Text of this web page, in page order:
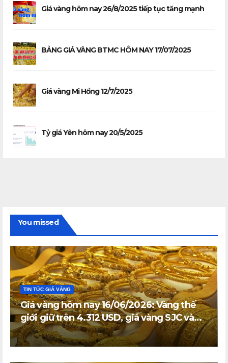
Giá vàng hôm nay 26/8/2025 tiếp tục tăng mạnh
BẢNG GIÁ VÀNG BTMC HÔM NAY 17/07/2025
Giá vàng Mi Hồng 12/7/2025
Tỷ giá Yên hôm nay 20/5/2025
You missed
TIN TỨC GIÁ VÀNG
Giá vàng hôm nay 16/06/2026: Vàng thế
giới giữ trên 4.312 USD, giá vàng SJC và
vàng nhẫn trong nước đi ngang